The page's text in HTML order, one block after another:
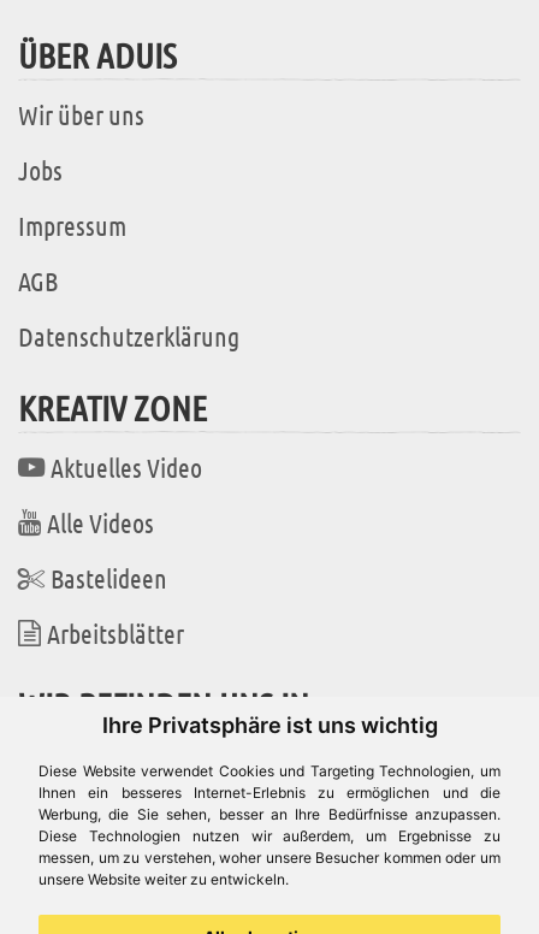
Ihre Privatsphäre ist uns wichtig
Diese Website verwendet Cookies und Targeting Technologien, um
Ihnen ein besseres Internet-Erlebnis zu ermöglichen und die
Werbung, die Sie sehen, besser an Ihre Bedürfnisse anzupassen.
Diese Technologien nutzen wir außerdem, um Ergebnisse zu
messen, um zu verstehen, woher unsere Besucher kommen oder um
unsere Website weiter zu entwickeln.
ÜBER ADUIS
Wir über uns
Jobs
Impressum
AGB
Datenschutzerklärung
KREATIV ZONE
Aktuelles Video
Alle Videos
Bastelideen
Arbeitsblätter
WIR BEFINDEN UNS IN
Es gibt uns auch in